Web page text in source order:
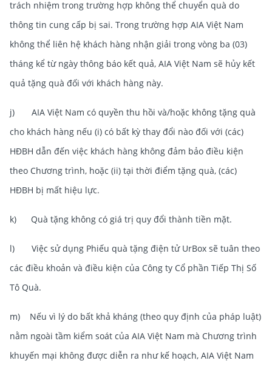
trách nhiệm trong trường hợp không thể chuyển quà do
thông tin cung cấp bị sai. Trong trường hợp AIA Việt Nam
không thể liên hệ khách hàng nhận giải trong vòng ba (03)
tháng kể từ ngày thông báo kết quả, AIA Việt Nam sẽ hủy kết
quả tặng quà đối với khách hàng này.
j) AIA Việt Nam có quyền thu hồi và/hoặc không tặng quà
cho khách hàng nếu (i) có bất kỳ thay đổi nào đối với (các)
HĐBH dẫn đến việc khách hàng không đảm bảo điều kiện
theo Chương trình, hoặc (ii) tại thời điểm tặng quà, (các)
HĐBH bị mất hiệu lực.
k) Quà tặng không có giá trị quy đổi thành tiền mặt.
l) Việc sử dụng Phiếu quà tặng điện tử UrBox sẽ tuân theo
các điều khoản và điều kiện của Công ty Cổ phần Tiếp Thị Số
Tô Quà.
m) Nếu vì lý do bất khả kháng (theo quy định của pháp luật)
nằm ngoài tầm kiểm soát của AIA Việt Nam mà Chương trình
khuyến mại không được diễn ra như kế hoạch, AIA Việt Nam